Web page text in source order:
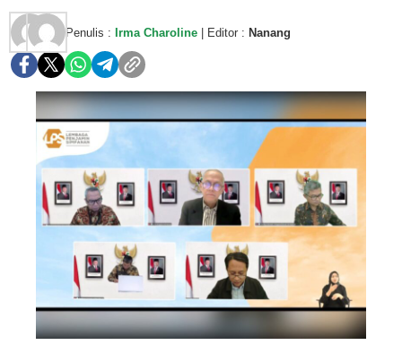
Penulis : Irma Charoline | Editor : Nanang